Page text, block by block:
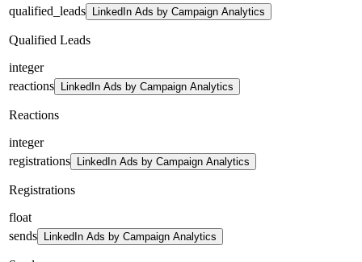
qualified_leads
LinkedIn Ads by Campaign Analytics
Qualified Leads
integer
reactions
LinkedIn Ads by Campaign Analytics
Reactions
integer
registrations
LinkedIn Ads by Campaign Analytics
Registrations
float
sends
LinkedIn Ads by Campaign Analytics